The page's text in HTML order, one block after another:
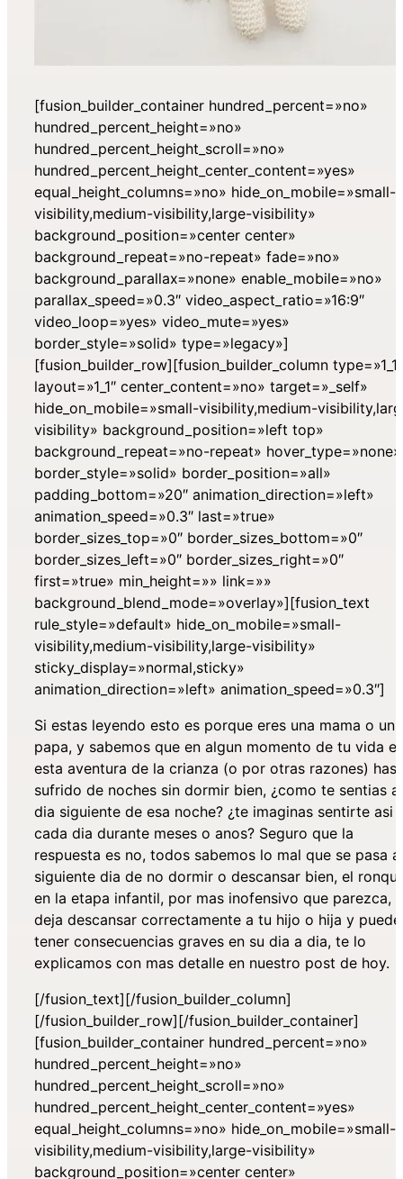
[fusion_builder_container hundred_percent=»no»
hundred_percent_height=»no»
hundred_percent_height_scroll=»no»
hundred_percent_height_center_content=»yes»
equal_height_columns=»no» hide_on_mobile=»small-
visibility,medium-visibility,large-visibility»
background_position=»center center»
background_repeat=»no-repeat» fade=»no»
background_parallax=»none» enable_mobile=»no»
parallax_speed=»0.3″ video_aspect_ratio=»16:9″
video_loop=»yes» video_mute=»yes»
border_style=»solid» type=»legacy»]
[fusion_builder_row][fusion_builder_column type=»1_1″
layout=»1_1″ center_content=»no» target=»_self»
hide_on_mobile=»small-visibility,medium-
visibility» background_position=»left top»
background_repeat=»no-repeat» hover_type=»none»
border_style=»solid» border_position=»all»
padding_bottom=»20″ animation_direction=»left»
animation_speed=»0.3″ last=»true»
border_sizes_top=»0″ border_sizes_bottom=»0″
border_sizes_left=»0″ border_sizes_right=»0″
first=»true» min_height=»» link=»»
background_blend_mode=»overlay»][fusion_text
rule_style=»default» hide_on_mobile=»small-
visibility,medium-visibility,large-visibility»
sticky_display=»normal,sticky»
animation_direction=»left» animation_speed=»0.3″]
Si estas leyendo esto es porque eres una mama o un
papa, y sabemos que en algun momento de tu vida
esta aventura de la crianza (o por otras razones) has
sufrido de noches sin dormir bien, ¿como te sentias al
dia siguiente de esa noche? ¿te imaginas sentirte asi
cada dia durante meses o anos? Seguro que la
respuesta es no, todos sabemos lo mal que se pasa al
siguiente dia de no dormir o descansar bien, el
en la etapa infantil, por mas inofensivo que parezca,
deja descansar correctamente a tu hijo o hija y puede
tener consecuencias graves en su dia a dia, te lo
explicamos con mas detalle en nuestro post de hoy.
[/fusion_text][/fusion_builder_column]
[/fusion_builder_row][/fusion_builder_container]
[fusion_builder_container hundred_percent=»no»
hundred_percent_height=»no»
hundred_percent_height_scroll=»no»
hundred_percent_height_center_content=»yes»
equal_height_columns=»no» hide_on_mobile=»small-
visibility,medium-visibility,large-visibility»
background_position=»center center»